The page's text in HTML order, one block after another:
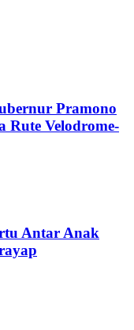
Pramono
Rute Velodrome-
Antar Anak